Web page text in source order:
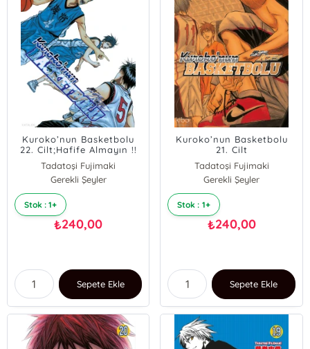
Kuroko’nun Basketbolu
22. Cilt;Hafife Almayın !!
Tadatoşi Fujimaki
Gerekli Şeyler
Stok : 1+
₺240,00
Sepete Ekle
Kuroko’nun Basketbolu
21. Cilt
Tadatoşi Fujimaki
Gerekli Şeyler
Stok : 1+
₺240,00
Sepete Ekle